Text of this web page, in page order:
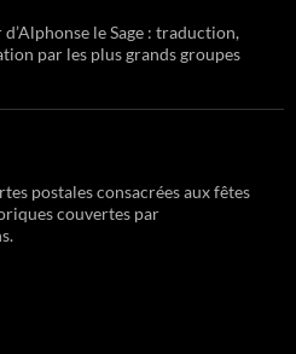
le Sage : traduction,
par les plus grands groupes
postales consacrées aux fêtes
couvertes par